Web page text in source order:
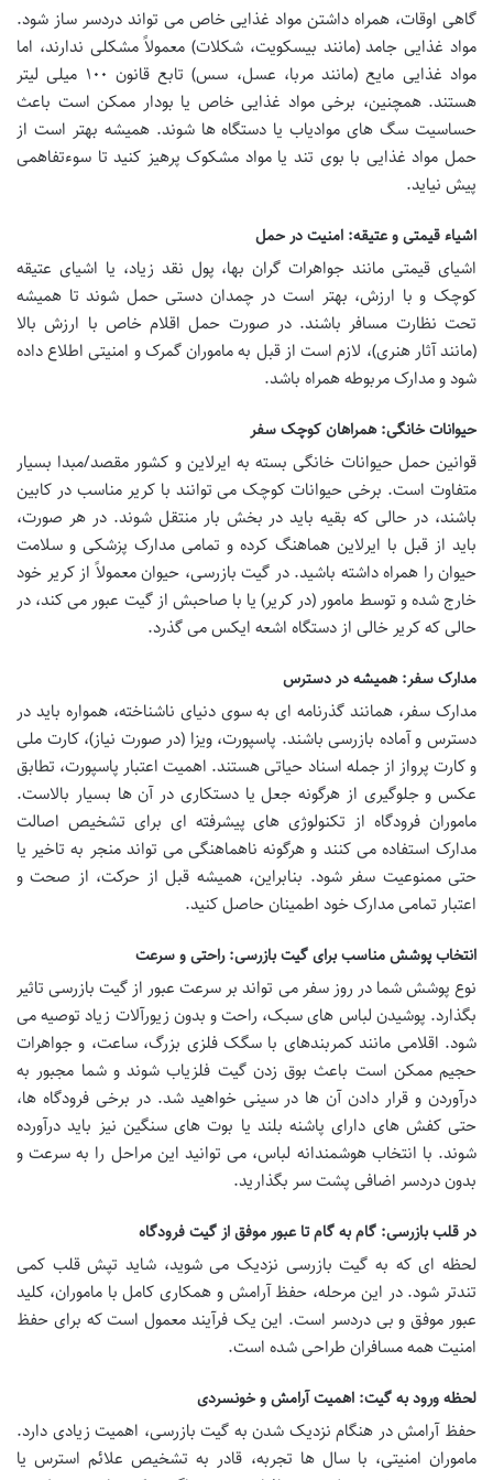
گاهی اوقات، همراه داشتن مواد غذایی خاص می تواند دردسر ساز شود.
مواد غذایی جامد (مانند بیسکویت، شکلات) معمولاً مشکلی ندارند، اما
مواد غذایی مایع (مانند مربا، عسل، سس) تابع قانون ۱۰۰ میلی لیتر
هستند. همچنین، برخی مواد غذایی خاص یا بودار ممکن است باعث
حساسیت سگ های موادیاب یا دستگاه ها شوند. همیشه بهتر است از
حمل مواد غذایی با بوی تند یا مواد مشکوک پرهیز کنید تا سوءتفاهمی
پیش نیاید.
اشیاء قیمتی و عتیقه: امنیت در حمل
اشیای قیمتی مانند جواهرات گران بها، پول نقد زیاد، یا اشیای عتیقه
کوچک و با ارزش، بهتر است در چمدان دستی حمل شوند تا همیشه
تحت نظارت مسافر باشند. در صورت حمل اقلام خاص با ارزش بالا
(مانند آثار هنری)، لازم است از قبل به ماموران گمرک و امنیتی اطلاع داده
شود و مدارک مربوطه همراه باشد.
حیوانات خانگی: همراهان کوچک سفر
قوانین حمل حیوانات خانگی بسته به ایرلاین و کشور مقصد/مبدا بسیار
متفاوت است. برخی حیوانات کوچک می توانند با کریر مناسب در کابین
باشند، در حالی که بقیه باید در بخش بار منتقل شوند. در هر صورت،
باید از قبل با ایرلاین هماهنگ کرده و تمامی مدارک پزشکی و سلامت
حیوان را همراه داشته باشید. در گیت بازرسی، حیوان معمولاً از کریر خود
خارج شده و توسط مامور (در کریر) یا با صاحبش از گیت عبور می کند، در
حالی که کریر خالی از دستگاه اشعه ایکس می گذرد.
مدارک سفر: همیشه در دسترس
مدارک سفر، همانند گذرنامه ای به سوی دنیای ناشناخته، همواره باید در
دسترس و آماده بازرسی باشند. پاسپورت، ویزا (در صورت نیاز)، کارت ملی
و کارت پرواز از جمله اسناد حیاتی هستند. اهمیت اعتبار پاسپورت، تطابق
عکس و جلوگیری از هرگونه جعل یا دستکاری در آن ها بسیار بالاست.
ماموران فرودگاه از تکنولوژی های پیشرفته ای برای تشخیص اصالت
مدارک استفاده می کنند و هرگونه ناهماهنگی می تواند منجر به تاخیر یا
حتی ممنوعیت سفر شود. بنابراین، همیشه قبل از حرکت، از صحت و
اعتبار تمامی مدارک خود اطمینان حاصل کنید.
انتخاب پوشش مناسب برای گیت بازرسی: راحتی و سرعت
نوع پوشش شما در روز سفر می تواند بر سرعت عبور از گیت بازرسی تاثیر
بگذارد. پوشیدن لباس های سبک، راحت و بدون زیورآلات زیاد توصیه می
شود. اقلامی مانند کمربندهای با سگک فلزی بزرگ، ساعت، و جواهرات
حجیم ممکن است باعث بوق زدن گیت فلزیاب شوند و شما مجبور به
درآوردن و قرار دادن آن ها در سینی خواهید شد. در برخی فرودگاه ها،
حتی کفش های دارای پاشنه بلند یا بوت های سنگین نیز باید درآورده
شوند. با انتخاب هوشمندانه لباس، می توانید این مراحل را به سرعت و
بدون دردسر اضافی پشت سر بگذارید.
در قلب بازرسی: گام به گام تا عبور موفق از گیت فرودگاه
لحظه ای که به گیت بازرسی نزدیک می شوید، شاید تپش قلب کمی
تندتر شود. در این مرحله، حفظ آرامش و همکاری کامل با ماموران، کلید
عبور موفق و بی دردسر است. این یک فرآیند معمول است که برای حفظ
امنیت همه مسافران طراحی شده است.
لحظه ورود به گیت: اهمیت آرامش و خونسردی
حفظ آرامش در هنگام نزدیک شدن به گیت بازرسی، اهمیت زیادی دارد.
ماموران امنیتی، با سال ها تجربه، قادر به تشخیص علائم استرس یا